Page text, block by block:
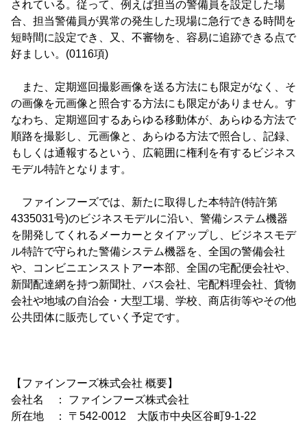
されている。従って、例えば担当の警備員を設定した場
合、担当警備員が異常の発生した現場に急行できる時間を
短時間に設定でき、又、不審物を、容易に追跡できる点で
好ましい。(0116項)
また、定期巡回撮影画像を送る方法にも限定がなく、そ
の画像を元画像と照合する方法にも限定がありません。す
なわち、定期巡回するあらゆる移動体が、あらゆる方法で
順路を撮影し、元画像と、あらゆる方法で照合し、記録、
もしくは通報するという、広範囲に権利を有するビジネス
モデル特許となります。
ファインフーズでは、新たに取得した本特許(特許第
4335031号)のビジネスモデルに沿い、警備システム機器
を開発してくれるメーカーとタイアップし、ビジネスモデ
ル特許で守られた警備システム機器を、全国の警備会社
や、コンビニエンスストアー本部、全国の宅配便会社や、
新聞配達網を持つ新聞社、バス会社、宅配料理会社、貨物
会社や地域の自治会・大型工場、学校、商店街等やその他
公共団体に販売していく予定です。
【ファインフーズ株式会社 概要】
会社名 ： ファインフーズ株式会社
所在地 ： 〒542-0012 大阪市中央区谷町9-1-22